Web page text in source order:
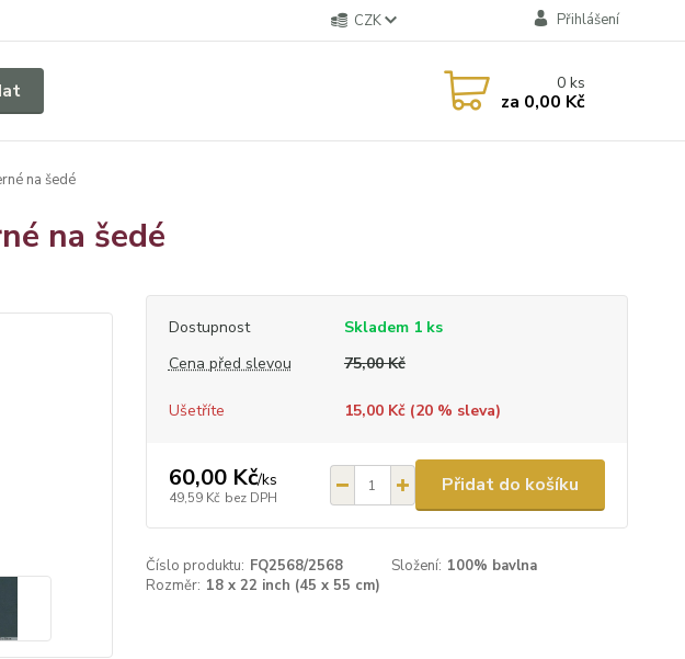
CZK Přihlášení
0ks
za 0,00 Kč
na šedé
na šedé
Dostupnost
Skladem 1 ks
Cena před slevou
75,00 Kč
Ušetříte 15,00 Kč (20% sleva)
60,00 Kč/ks
49,59 Kč bez DPH
Přidat do košíku
Číslo produktu: FQ2568/2568 Složení: 100% bavlna
Rozměr: 18 x 22 inch (45 x 55 cm)